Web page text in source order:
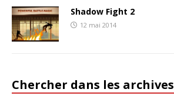
Shadow Fight 2
12 mai 2014
Chercher dans les archives